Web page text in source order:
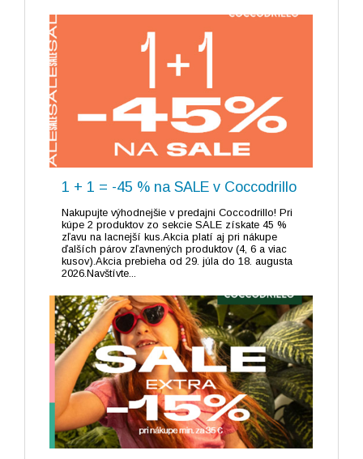
1 + 1 = -45 % na SALE v Coccodrillo
Nakupujte výhodnejšie v predajni Coccodrillo! Pri
kúpe 2 produktov zo sekcie SALE získate 45 %
zľavu na lacnejší kus.Akcia platí aj pri nákupe
ďalších párov zľavnených produktov (4, 6 a viac
kusov).Akcia prebieha od 29. júla do 18. augusta
2026.Navštívte...